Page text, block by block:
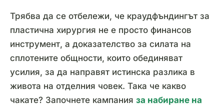
Трябва да се отбележи, че краудфъндингът за
пластична хирургия не е просто финансов
инструмент, а доказателство за силата на
сплотените общности, които обединяват
усилия, за да направят истинска разлика в
живота на отделния човек. Така че какво
чакате? Започнете кампания за набиране на